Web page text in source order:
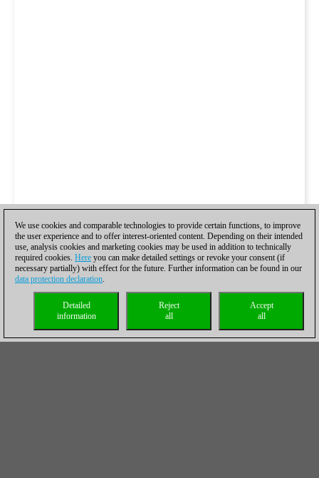
We use cookies and comparable technologies to provide certain functions, to improve
the user experience and to offer interest-oriented content. Depending on their intended
use, analysis cookies and marketing cookies may be used in addition to technically
required cookies. Here you can make detailed settings or revoke your consent (if
necessary partially) with effect for the future. Further information can be found in our
data protection declaration.
Accept
all
Reject
all
Detailed
information